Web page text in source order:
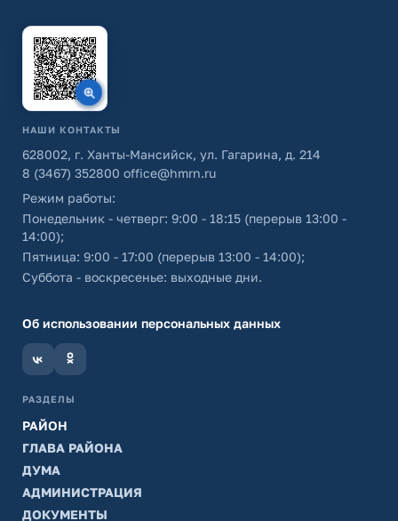
НАШИ КОНТАКТЫ
628002, г. Ханты-Мансийск, ул. Гагарина, д. 214
8 (3467) 352800 office@hmrn.ru
Режим работы:
Понедельник - четверг: 9:00 - 18:15 (перерыв 13:00 -
14:00);
Пятница: 9:00 - 17:00 (перерыв 13:00 - 14:00);
Суббота - воскресенье: выходные дни.
Об использовании персональных данных
РАЗДЕЛЫ
РАЙОН
ГЛАВА РАЙОНА
ДУМА
АДМИНИСТРАЦИЯ
ДОКУМЕНТЫ